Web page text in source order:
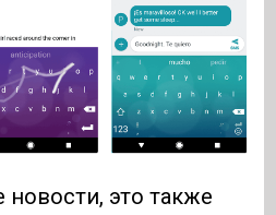
это также